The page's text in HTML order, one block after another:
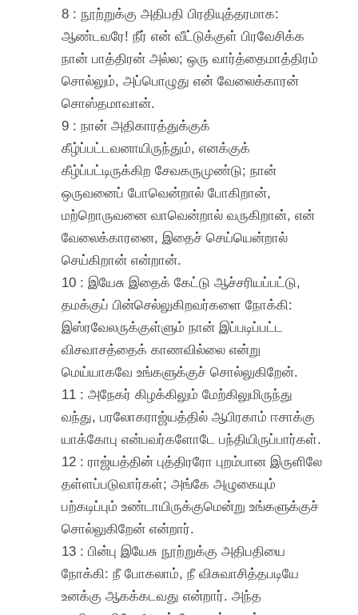
8 : நூற்றுக்கு அதிபதி பிரதியுத்தரமாக:
ஆண்டவரே! நீர் என் வீட்டுக்குள் பிரவேசிக்க
நான் பாத்திரன் அல்ல; ஒரு வார்த்தைமாத்திரம்
சொல்லும், அப்பொழுது என் வேலைக்காரன்
சொஸ்தமாவான்.
9 : நான் அதிகாரத்துக்குக்
கீழ்ப்பட்டவனாயிருந்தும், எனக்குக்
கீழ்ப்பட்டிருக்கிற சேவகருமுண்டு; நான்
ஒருவனைப் போவென்றால் போகிறான்,
மற்றொருவனை வாவென்றால் வருகிறான், என்
வேலைக்காரனை, இதைச் செய்யென்றால்
செய்கிறான் என்றான்.
10 : இயேசு இதைக் கேட்டு ஆச்சரியப்பட்டு,
தமக்குப் பின்செல்லுகிறவர்களை நோக்கி:
இஸ்ரவேலருக்குள்ளும் நான் இப்படிப்பட்ட
விசவாசத்தைக் காணவில்லை என்று
மெய்யாகவே உங்களுக்குச் சொல்லுகிறேன்.
11 : அநேகர் கிழக்கிலும் மேற்கிலுமிருந்து
வந்து, பரலோகராஜ்யத்தில் ஆபிரகாம் ஈசாக்கு
யாக்கோபு என்பவர்களோடே பந்தியிருப்பார்கள்.
12 : ராஜ்யத்தின் புத்திரரோ புறம்பான இருளிலே
தள்ளப்படுவார்கள்; அங்கே அழுகையும்
பற்கடிப்பும் உண்டாயிருக்குமென்று உங்களுக்குச்
சொல்லுகிறேன் என்றார்.
13 : பின்பு இயேசு நூற்றுக்கு அதிபதியை
நோக்கி: நீ போகலாம், நீ விசுவாசித்தபடியே
உனக்கு ஆகக்கடவது என்றார். அந்த